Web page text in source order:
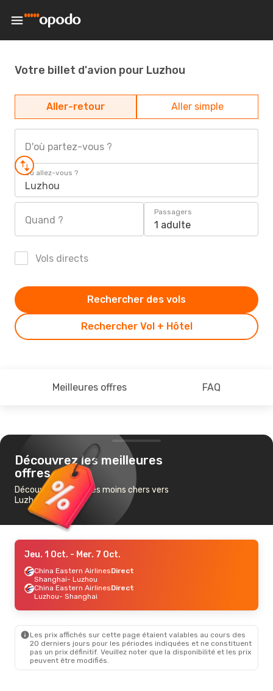
Votre billet d'avion pour Luzhou
Aller-retour Aller simple
D'où partez-vous ?
Où allez-vous ?
Luzhou
Quand ?
Passagers
1 adulte
Vols directs
Rechercher Vol + Hôtel
Rechercher des vols
Meilleures offres FAQ
Découvrez les meilleures
offres
Découvrez les vols les moins chers vers
Luzhou
Jeu. 1 Oct. - Mer. 7 Oct.
China Eastern AirlinesDirect
Shanghai- Luzhou
China Eastern AirlinesDirect
Luzhou- Shanghai
Les prix affichés sur cette page étaient valables au cours des
20 derniers jours pour les périodes indiquées et ne constituent
pas un prix définitif. Veuillez noter que la disponibilité et les prix
peuvent être modifiés.